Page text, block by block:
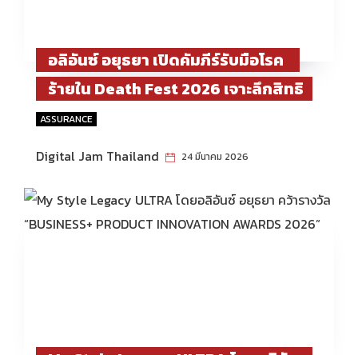
อลิอันซ์ อยุธยา เปิดคัมภีร์รับมือโรค
ร้ายใน Death Fest 2026 เจาะลึกสิทธิ
รักษา-ค่าใช้จ่ายที่คนไทยต้องแบก
ASSURANCE
Digital Jam Thailand 24 มีนาคม 2026